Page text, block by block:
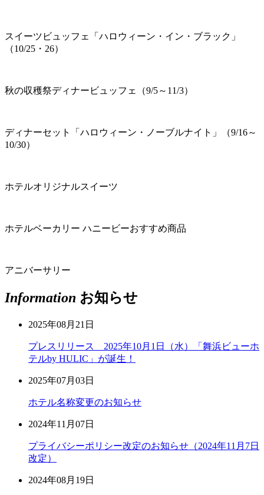
スイーツビュッフェ「ハロウィーン・イン・ブラック」
（10/25・26）
秋の収穫祭ディナービュッフェ（9/5～11/3）
ディナーセット「ハロウィーン・ノーブルナイト」（9/16～
10/30）
ホテルオリジナルスイーツ
ホテルベーカリー ハニービーおすすめ商品
アニバーサリー
Information お知らせ
2025年08月21日
プレスリリース 2025年10月1日（水）「舞浜ビューホ
テルby HULIC」が誕生！
2025年07月03日
ホテル名称変更のお知らせ
2024年11月07日
プライバシーポリシー改定のお知らせ（2024年11月7日
改定）
2024年08月19日